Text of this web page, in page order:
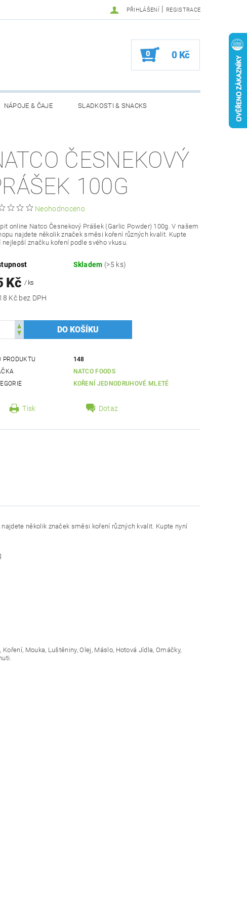
PŘIHLÁŠENÍ | REGISTRACE
0 0 Kč
NÁPOJE & ČAJE SLADKOSTI & SNACKS
ČESNEKOVÝ
100G
Neohodnoceno
online Natco Česnekový Prášek (Garlic Powder) 100g. V našem
najdete několik značek směsi koření různých kvalit. Kupte
nejlepší značku koření podle svého vkusu.
Skladem (>5 ks)
Kč / ks
40,18 Kč bez DPH
PRODUKTU
148
NATCO FOODS
KOŘENÍ JEDNODRUHOVÉ MLETÉ
Tisk Dotaz
několik značek směsi koření různých kvalit. Kupte nyní
Mouka, Luštěniny, Olej, Máslo, Hotová Jídla, Omáčky,